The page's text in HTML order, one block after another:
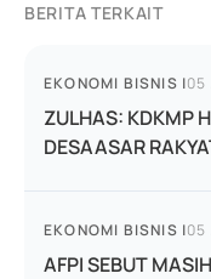
BERITA TERKAIT
EKONOMI BISNIS |05
ZULHAS: KDKMP
DESAASAR
EKONOMI BISNIS |05
AFPI SEBUT